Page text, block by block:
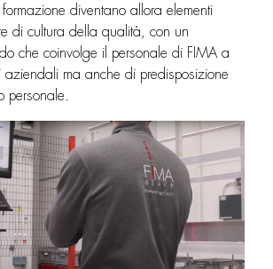
diventano allora elementi
di cultura della qualità, con un
che coinvolge il personale di FIMA a
aziendali ma anche di predisposizione
personale.